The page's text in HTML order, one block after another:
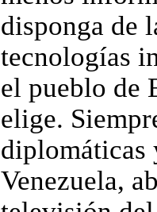
disponga de
tecnologías
el pueblo de
elige.
diplomáticas
Venezuela,